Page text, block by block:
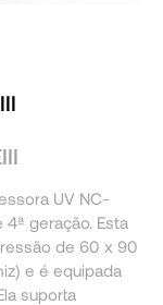
UV NC-
4ª geração. Esta
de 60 x 90
e é equipada
suporta